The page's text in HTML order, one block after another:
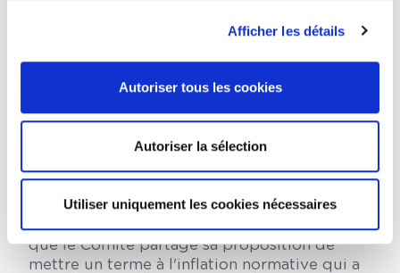
Afficher les détails
Autoriser tous les cookies
Autoriser la sélection
Utiliser uniquement les cookies nécessaires
considérablement les moyens consacrés
L'Ordre des avocats de Paris reste en attente
sera vigilant sur la teneur de la future loi de
programmation de la Justice annoncée par la
politique générale.
Enfin, l'Ordre des avocats de Paris se félicite
que le Comité partage sa proposition de
mettre un terme à l'inflation normative qui a